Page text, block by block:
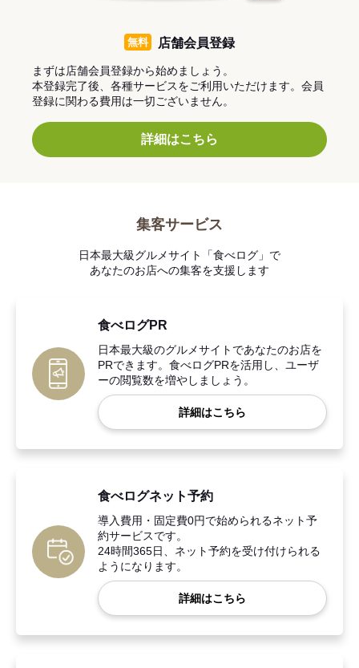
無料 店舗会員登録
まずは店舗会員登録から始めましょう。
本登録完了後、各種サービスをご利用いただけます。会員
登録に関わる費用は一切ございません。
詳細はこちら
集客サービス
日本最大級グルメサイト「食べログ」で
あなたのお店への集客を支援します
食べログPR
日本最大級のグルメサイトであなたのお店を
PRできます。食べログPRを活用し、ユーザ
ーの閲覧数を増やしましょう。
詳細はこちら
食べログネット予約
導入費用・固定費0円で始められるネット予
約サービスです。
24時間365日、ネット予約を受け付けられる
ようになります。
詳細はこちら